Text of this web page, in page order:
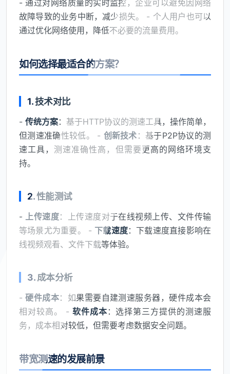
- 通过对网络质量的实时监控，企业可以避免因网络
故障导致的业务中断，减少损失。 - 个人用户也可以
通过优化网络使用，降低不必要的流量费用。
如何选择最适合的方案？
1.技术对比
- 传统方案：基于HTTP协议的测速工具，操作简单，
但测速准确性较低。 - 创新技术 ：基于P2P协议的测
速工具，测速准确性高，但需要更高的网络环境支
持。
2.性能测试
- 上传速度：上传速度对于在线视频上传、文件传输
等场景尤为重要。 - 下载速度：下载速度直接影响在
线视频观看、文件下载等体验。
3.成本分析
-硬件成本：如果需要自建测速服务器，硬件成本会
相对较高。 - 软件成本 ：选择第三方提供的测速服
务，成本相对较低，但需要考虑数据安全问题。
带宽测速的发展前景